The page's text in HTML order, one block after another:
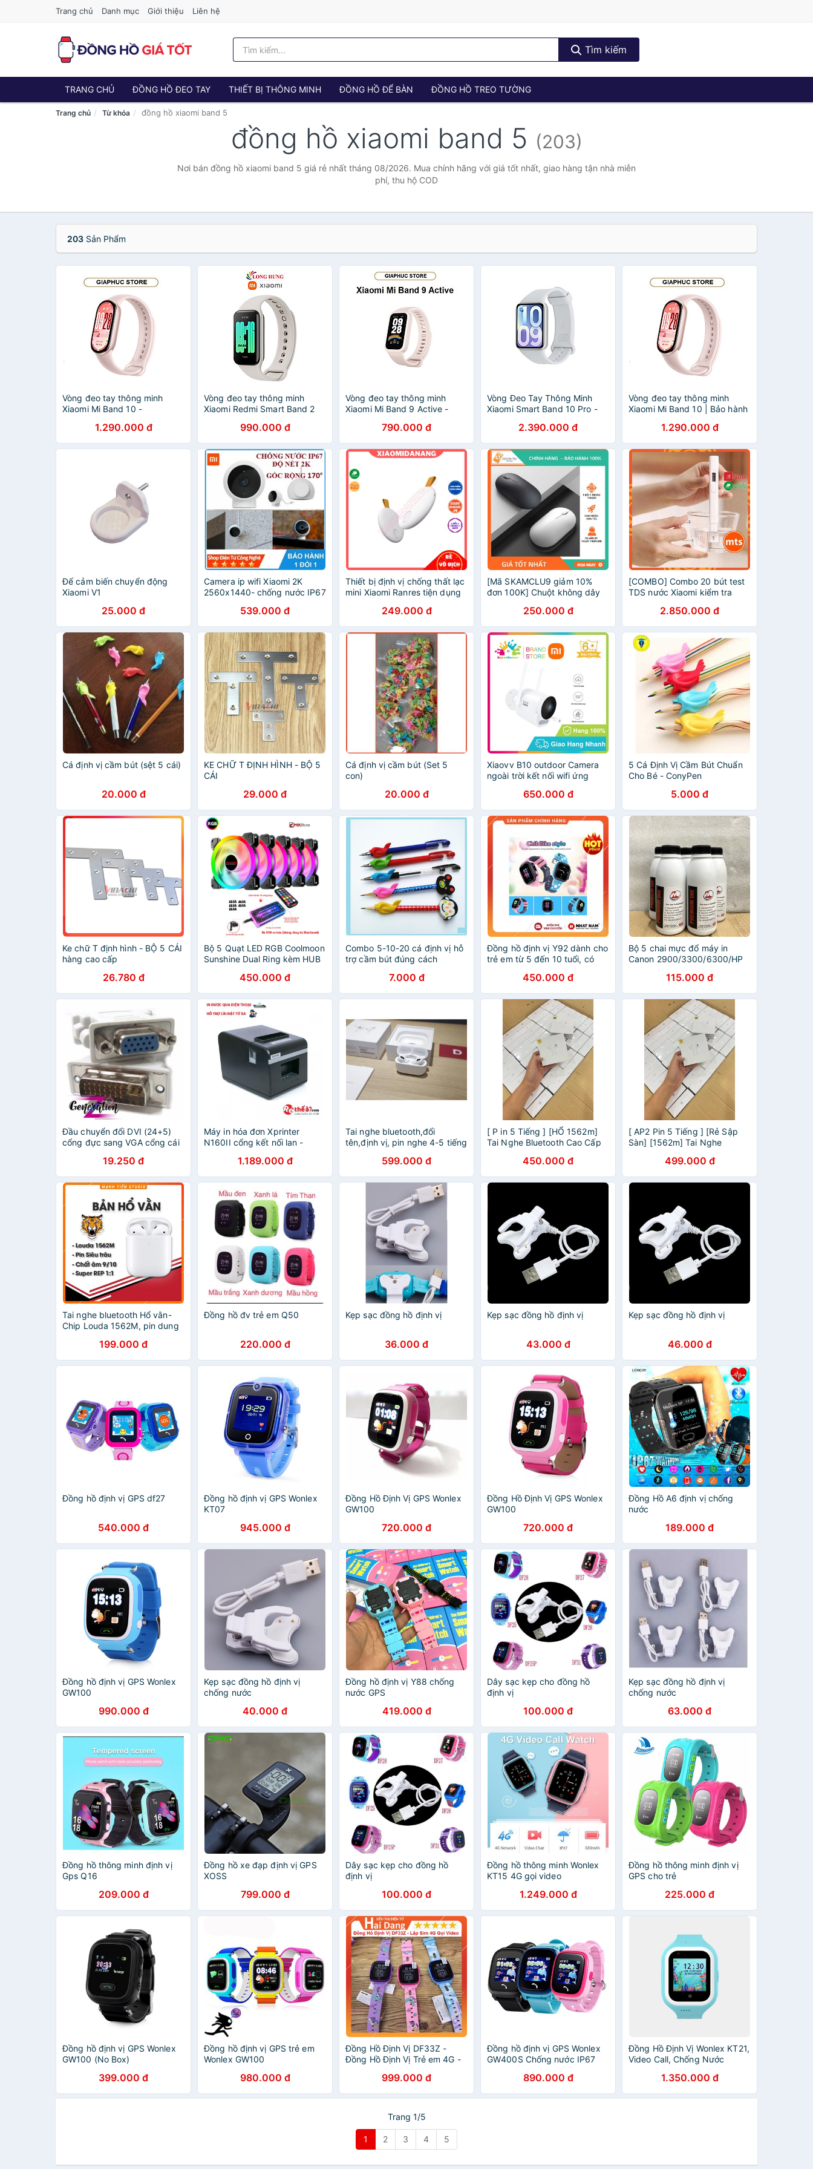
Trang chủ Danh mục Giới thiệu Liên hệ
Tìm kiếm
TRANG CHỦ ĐỒNG HỒ ĐEO TAY THIẾT BỊ THÔNG MINH ĐỒNG HỒ ĐỂ BÀN ĐỒNG HỒ TREO TƯỜNG
Trang chủ Từ khóa đồng hồ xiaomi band 5
đồng hồ xiaomi band 5 (203)
Nơi bán đồng hồ xiaomi band 5 giá rẻ nhất tháng 08/2026. Mua chính hãng với giá tốt nhất, giao hàng tận nhà miễn
phí, thu hộ COD
203 Sản Phẩm
Vòng đeo tay thông minh
Xiaomi Mi Band 10 -
1.290.000 đ
Vòng đeo tay thông minh
Xiaomi Redmi Smart Band 2
990.000 đ
Vòng đeo tay thông minh
Xiaomi Mi Band 9 Active -
790.000 đ
Vòng Đeo Tay Thông Minh
Xiaomi Smart Band 10 Pro -
2.390.000 đ
Vòng đeo tay thông minh
Xiaomi Mi Band 10 | Bảo hành
GiaPhucStore | Hàng Chính
Hãng
1.290.000 đ
Đế cảm biến chuyển động
Xiaomi V1
25.000 đ
Camera ip wifi Xiaomi 2K
2560x1440- chống nước IP67
539.000 đ
Thiết bị định vị chống thất lạc
mini Xiaomi Ranres tiện dụng
249.000 đ
[Mã SKAMCLU9 giảm 10%
đơn 100K] Chuột không dây
250.000 đ
[COMBO] Combo 20 bút test
TDS nước Xiaomi kiểm tra
Tín Shop2.850.000 đ
Cá định vị cầm bút (sệt 5 cái)
20.000 đ
KE CHỮ T ĐỊNH HÌNH - BỘ 5
CÁI
29.000 đ
Cá định vị cầm bút (Set 5
con)
20.000 đ
Xiaovv B10 outdoor Camera
ngoài trời kết nối wifi ứng
nước 6 tháng Bảo hành
650.000 đ
5 Cá Định Vị Cầm Bút Chuẩn
Cho Bé - ConyPen
5.000 đ
Ke chữ T định hình - BỘ 5 CÁI
hàng cao cấp
26.780 đ
Bộ 5 Quạt LED RGB Coolmoon
Sunshine Dual Ring kèm HUB
450.000 đ
Combo 5-10-20 cá định vị hỗ
trợ cầm bút đúng cách
7.000 đ
Đồng hồ định vị Y92 dành cho
trẻ em từ 5 đến 10 tuổi, có
gọi 2 chiều tiện lợi.
450.000 đ
Bộ 5 chai mực đổ máy in
Canon 2900/3300/6300/HP
115.000 đ
Đầu chuyển đổi DVI (24+5)
cổng đực sang VGA cổng cái
19.250 đ
Máy in hóa đơn Xprinter
N160II cổng kết nối lan -
cuộn giấy in1.189.000 đ
Tai nghe bluetooth,đổi
tên,định vị, pin nghe 4-5 tiếng
599.000 đ
[ P in 5 Tiếng ] [HỔ 1562m]
Tai Nghe Bluetooth Cao Cấp
450.000 đ
[ AP2 Pin 5 Tiếng ] [Rẻ Sập
Sàn] [1562m] Tai Nghe
Định Vị Dùng Cả IOS & Androi
499.000 đ
Tai nghe bluetooth Hổ vằn-
Chip Louda 1562M, pin dung
Tên, Định Vị,cảm ứng check
được stting
199.000 đ
Đồng hồ đv trẻ em Q50
220.000 đ
Kẹp sạc đồng hồ định vị
36.000 đ
Kẹp sạc đồng hồ định vị
43.000 đ
Kẹp sạc đồng hồ định vị
46.000 đ
Đồng hồ định vị GPS df27
540.000 đ
Đồng hồ định vị GPS Wonlex
KT07
945.000 đ
Đồng Hồ Định Vị GPS Wonlex
GW100
720.000 đ
Đồng Hồ Định Vị GPS Wonlex
GW100
720.000 đ
Đồng Hồ A6 định vị chống
nước
189.000 đ
Đồng hồ định vị GPS Wonlex
GW100
990.000 đ
Kẹp sạc đồng hồ định vị
chống nước
40.000 đ
Đồng hồ định vị Y88 chống
nước GPS
419.000 đ
Dây sạc kẹp cho đồng hồ
định vị
100.000 đ
Kẹp sạc đồng hồ định vị
chống nước
63.000 đ
Đồng hồ thông minh định vị
Gps Q16
209.000 đ
Đồng hồ xe đạp định vị GPS
XOSS
799.000 đ
Dây sạc kẹp cho đồng hồ
định vị
100.000 đ
Đồng hồ thông minh Wonlex
KT15 4G gọi video
1.249.000 đ
Đồng hồ thông minh định vị
GPS cho trẻ
225.000 đ
Đồng hồ định vị GPS Wonlex
GW100 (No Box)
399.000 đ
Đồng hồ định vị GPS trẻ em
Wonlex GW100
980.000 đ
Đồng Hồ Định Vị DF33Z -
Đồng Hồ Định Vị Trẻ em 4G -
Toàn Chính Xác Nhất
999.000 đ
Đồng hồ định vị GPS Wonlex
GW400S Chống nước IP67
890.000 đ
Đồng Hồ Định Vị Wonlex KT21,
Video Call, Chống Nước
1.350.000 đ
Trang 1/5
1 2 3 4 5